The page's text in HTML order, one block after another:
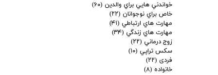
خواندني هايي براي والدين (۶۰)
خاص براي نوجوانان (۲۲)
مهارت هاي ارتباطي (۴۱)
مهارت هاي زندگي (۳۴)
زوج درماني (۲۲)
سكس تراپي (۱۰)
فردی (۲۲)
خانواده (۸)